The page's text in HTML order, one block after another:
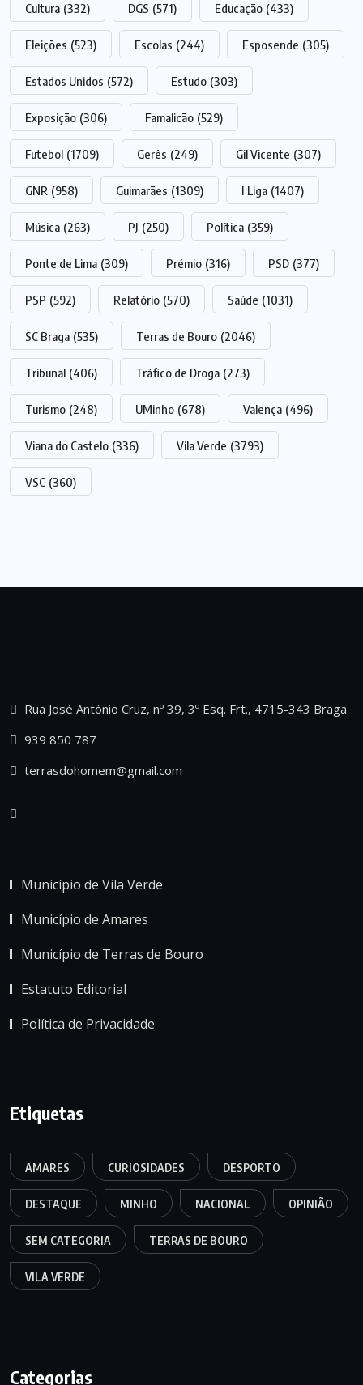
Cultura (332) DGS (571) Educação (433)
Eleições (523) Escolas (244) Esposende (305)
Estados Unidos (572) Estudo (303)
Exposição (306) Famalicão (529)
Futebol (1709) Gerês (249) Gil Vicente (307)
GNR (958) Guimarães (1309) I Liga (1407)
Música (263) PJ (250) Política (359)
Ponte de Lima (309) Prémio (316) PSD (377)
PSP (592) Relatório (570) Saúde (1031)
SC Braga (535) Terras de Bouro (2046)
Tribunal (406) Tráfico de Droga (273)
Turismo (248) UMinho (678) Valença (496)
Viana do Castelo (336) Vila Verde (3793)
VSC (360)
Rua José António Cruz, nº 39, 3º Esq. Frt., 4715-343 Braga
939 850 787
terrasdohomem@gmail.com
Município de Vila Verde
Município de Amares
Município de Terras de Bouro
Estatuto Editorial
Política de Privacidade
Etiquetas
AMARES CURIOSIDADES DESPORTO
DESTAQUE MINHO NACIONAL OPINIÃO
SEM CATEGORIA TERRAS DE BOURO
VILA VERDE
Categorias